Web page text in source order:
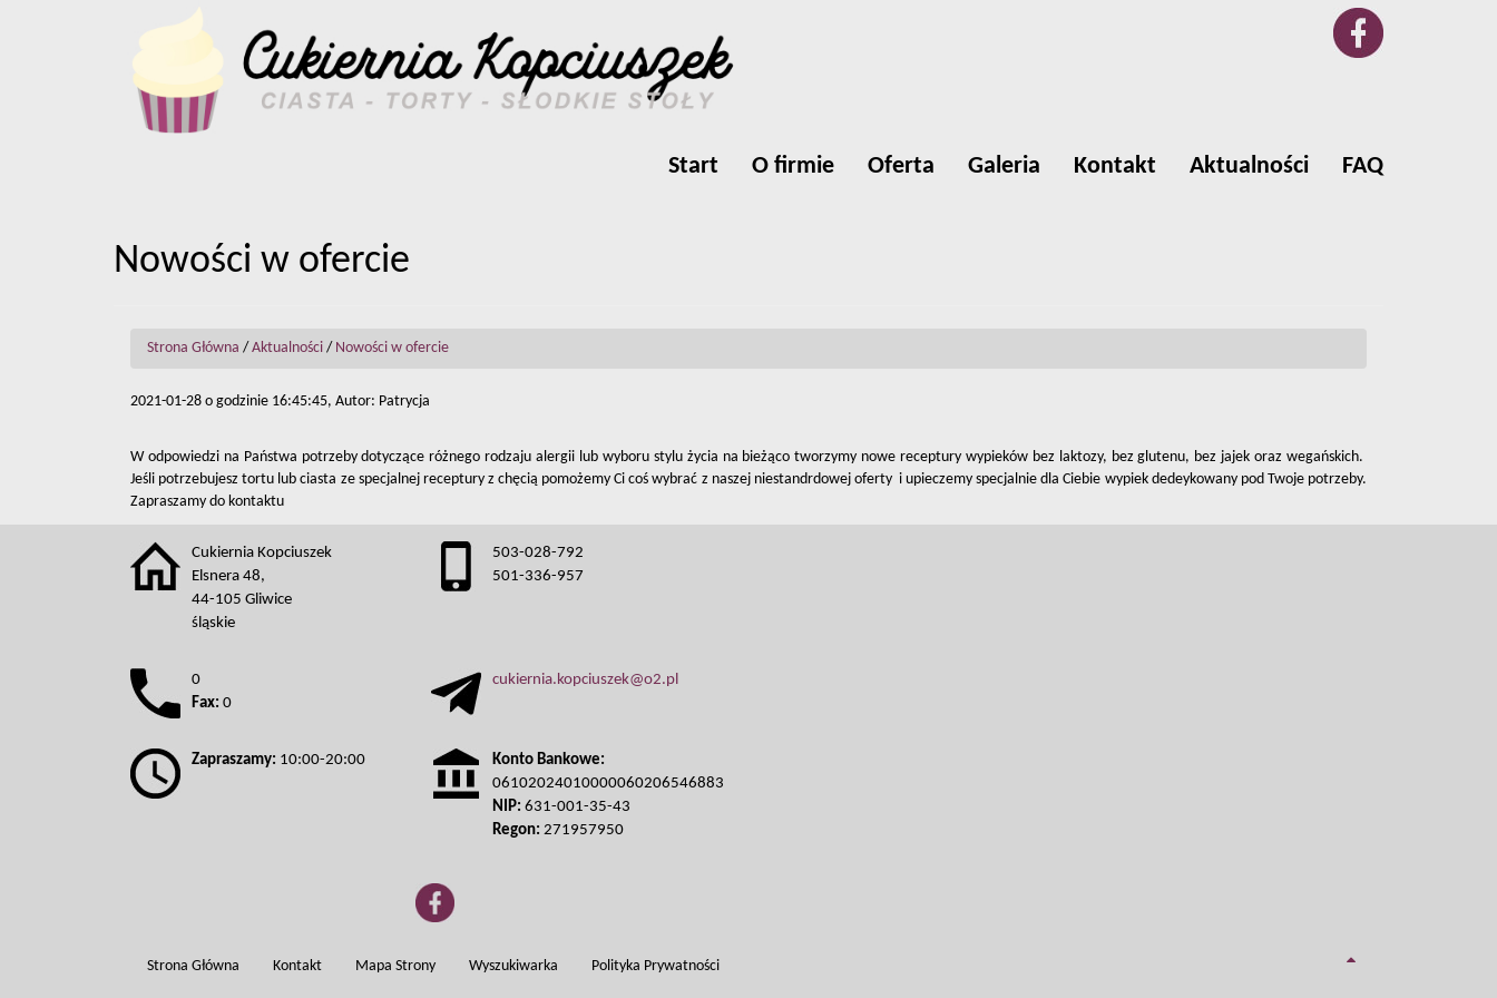
Start O firmie Oferta Galeria Kontakt Aktualności FAQ
Nowości w ofercie
Strona Główna / Aktualności / Nowości w ofercie
2021-01-28 o godzinie 16:45:45, Autor: Patrycja
W odpowiedzi na Państwa potrzeby dotyczące różnego rodzaju alergii lub wyboru stylu życia na bieżąco tworzymy nowe receptury wypieków bez laktozy, bez glutenu, bez jajek oraz wegańskich.
Jeśli potrzebujesz tortu lub ciasta ze specjalnej receptury z chęcią pomożemy Ci coś wybrać z naszej niestandrdowej oferty i upieczemy specjalnie dla Ciebie wypiek dedeykowany pod Twoje potrzeby.
Zapraszamy do kontaktu
Cukiernia Kopciuszek
Elsnera 48,
44-105 Gliwice
śląskie
503-028-792
501-336-957
0
Fax: 0
cukiernia.kopciuszek@o2.pl
Zapraszamy: 10:00-20:00
Konto Bankowe:
06102024010000060206546883
NIP: 631-001-35-43
Regon: 271957950
Strona Główna Kontakt Mapa Strony Wyszukiwarka Polityka Prywatności